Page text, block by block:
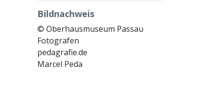
Bildnachweis
© Oberhausmuseum Passau
Fotografen
pedagrafie.de
Marcel Peda